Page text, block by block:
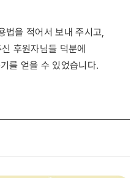
법을 적어서 보내 주시고,
후원자님들 덕분에
를 얻을 수 있었습니다.